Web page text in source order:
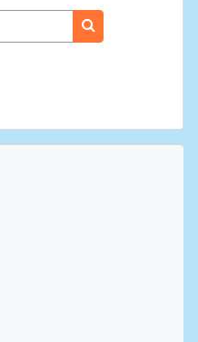
搜尋課程